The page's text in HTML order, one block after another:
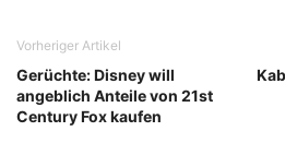
Vorheriger Artikel
Gerüchte: Disney will
angeblich Anteile von 21st
Century Fox kaufen